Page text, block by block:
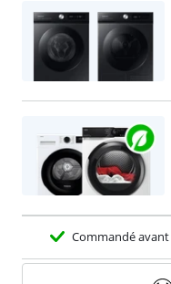
Commandé avant